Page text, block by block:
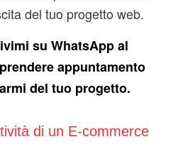
del tuo progetto web.
su WhatsApp al
appuntamento
del tuo progetto.
di un E-commerce